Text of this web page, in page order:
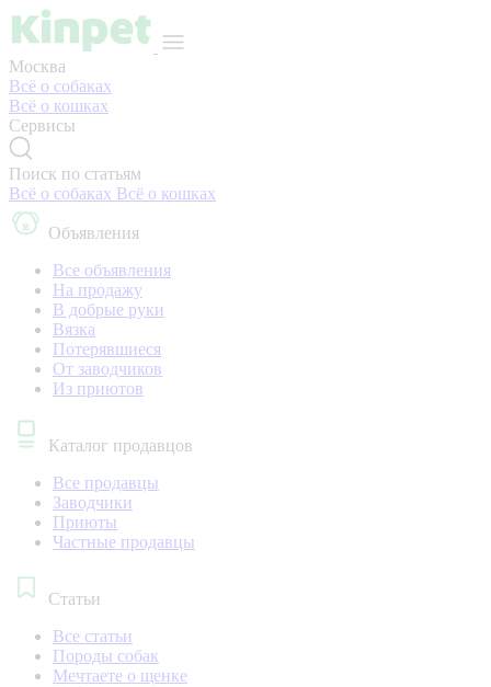
Москва
Всё о собаках
Всё о кошках
Сервисы
Поиск по статьям
Всё о собаках Всё о кошках
Объявления
Все объявления
На продажу
В добрые руки
Вязка
Потерявшиеся
От заводчиков
Из приютов
Каталог продавцов
Все продавцы
Заводчики
Приюты
Частные продавцы
Статьи
Все статьи
Породы собак
Мечтаете о щенке